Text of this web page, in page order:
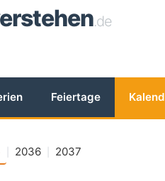
.de
Feiertage
2036 2037